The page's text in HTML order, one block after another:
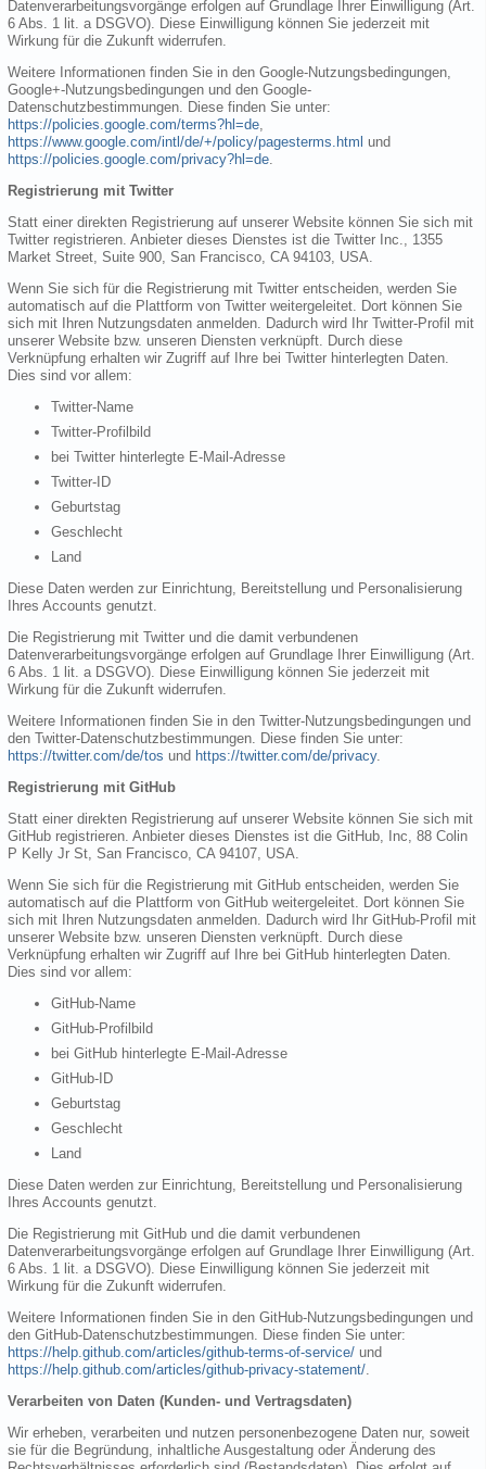
Datenverarbeitungsvorgänge erfolgen auf Grundlage Ihrer Einwilligung (Art.
6 Abs. 1 lit. a DSGVO). Diese Einwilligung können Sie jederzeit mit
Wirkung für die Zukunft widerrufen.
Weitere Informationen finden Sie in den Google-Nutzungsbedingungen,
Google+-Nutzungsbedingungen und den Google-
Datenschutzbestimmungen. Diese finden Sie unter:
https://policies.google.com/terms?hl=de,
https://www.google.com/intl/de/+/policy/pagesterms.html und
https://policies.google.com/privacy?hl=de.
Registrierung mit Twitter
Statt einer direkten Registrierung auf unserer Website können Sie sich mit
Twitter registrieren. Anbieter dieses Dienstes ist die Twitter Inc., 1355
Market Street, Suite 900, San Francisco, CA 94103, USA.
Wenn Sie sich für die Registrierung mit Twitter entscheiden, werden Sie
automatisch auf die Plattform von Twitter weitergeleitet. Dort können Sie
sich mit Ihren Nutzungsdaten anmelden. Dadurch wird Ihr Twitter-Profil mit
unserer Website bzw. unseren Diensten verknüpft. Durch diese
Verknüpfung erhalten wir Zugriff auf Ihre bei Twitter hinterlegten Daten.
Dies sind vor allem:
Twitter-Name
Twitter-Profilbild
bei Twitter hinterlegte E-Mail-Adresse
Twitter-ID
Geburtstag
Geschlecht
Land
Diese Daten werden zur Einrichtung, Bereitstellung und Personalisierung
Ihres Accounts genutzt.
Die Registrierung mit Twitter und die damit verbundenen
Datenverarbeitungsvorgänge erfolgen auf Grundlage Ihrer Einwilligung (Art.
6 Abs. 1 lit. a DSGVO). Diese Einwilligung können Sie jederzeit mit
Wirkung für die Zukunft widerrufen.
Weitere Informationen finden Sie in den Twitter-Nutzungsbedingungen und
den Twitter-Datenschutzbestimmungen. Diese finden Sie unter:
https://twitter.com/de/tos und https://twitter.com/de/privacy.
Registrierung mit GitHub
Statt einer direkten Registrierung auf unserer Website können Sie sich mit
GitHub registrieren. Anbieter dieses Dienstes ist die GitHub, Inc, 88 Colin
P Kelly Jr St, San Francisco, CA 94107, USA.
Wenn Sie sich für die Registrierung mit GitHub entscheiden, werden Sie
automatisch auf die Plattform von GitHub weitergeleitet. Dort können Sie
sich mit Ihren Nutzungsdaten anmelden. Dadurch wird Ihr GitHub-Profil mit
unserer Website bzw. unseren Diensten verknüpft. Durch diese
Verknüpfung erhalten wir Zugriff auf Ihre bei GitHub hinterlegten Daten.
Dies sind vor allem:
GitHub-Name
GitHub-Profilbild
bei GitHub hinterlegte E-Mail-Adresse
GitHub-ID
Geburtstag
Geschlecht
Land
Diese Daten werden zur Einrichtung, Bereitstellung und Personalisierung
Ihres Accounts genutzt.
Die Registrierung mit GitHub und die damit verbundenen
Datenverarbeitungsvorgänge erfolgen auf Grundlage Ihrer Einwilligung (Art.
6 Abs. 1 lit. a DSGVO). Diese Einwilligung können Sie jederzeit mit
Wirkung für die Zukunft widerrufen.
Weitere Informationen finden Sie in den GitHub-Nutzungsbedingungen und
den GitHub-Datenschutzbestimmungen. Diese finden Sie unter:
https://help.github.com/articles/github-terms-of-service/ und
https://help.github.com/articles/github-privacy-statement/.
Verarbeiten von Daten (Kunden- und Vertragsdaten)
Wir erheben, verarbeiten und nutzen personenbezogene Daten nur, soweit
sie für die Begründung, inhaltliche Ausgestaltung oder Änderung des